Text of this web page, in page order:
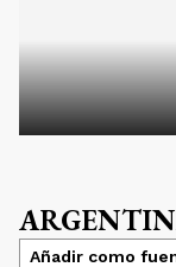
Añadir como